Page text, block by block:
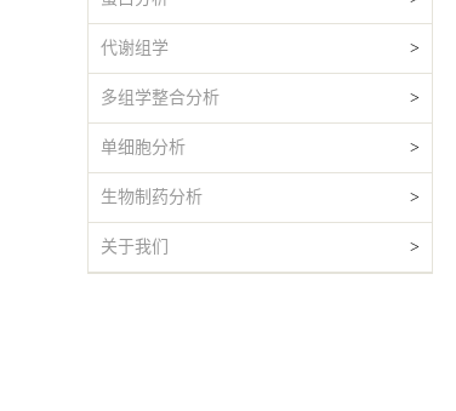
代谢组学 >
多组学整合分析 >
单细胞分析 >
生物制药分析 >
关于我们 >